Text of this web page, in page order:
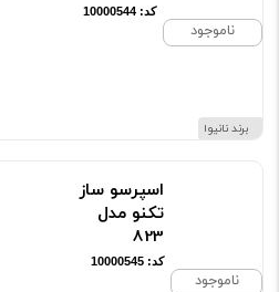
ناموجود
برند نانیوا
کد: 10000544
ناموجود
اسپرسو ساز
تکنو مدل
823
کد: 10000545